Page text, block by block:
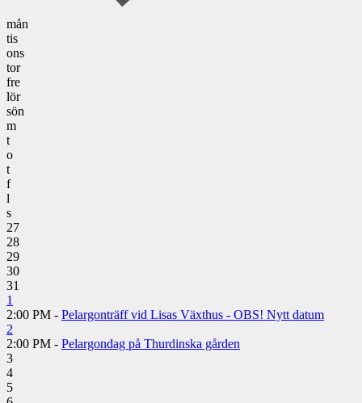
mån
tis
ons
tor
fre
lör
sön
m
t
o
t
f
l
s
27
28
29
30
31
1
2:00 PM - Pelargonträff vid Lisas Växthus - OBS! Nytt datum
2
2:00 PM - Pelargondag på Thurdinska gården
3
4
5